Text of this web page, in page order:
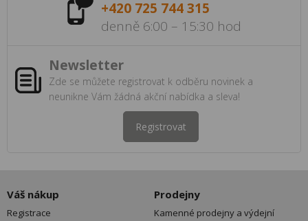
+420 725 744 315
denně 6:00 – 15:30 hod
Newsletter
Zde se můžete registrovat k odběru novinek a
neunikne Vám žádná akční nabídka a sleva!
Registrovat
Váš nákup
Registrace
Prodejny
Kamenné prodejny a výdejní